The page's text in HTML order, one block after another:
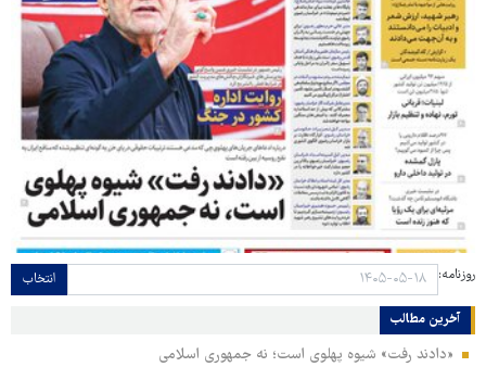
روزنامه: انتخاب
آخرین مطالب
«دادند رفت» شیوه پهلوی است؛ نه جمهوری اسلامی